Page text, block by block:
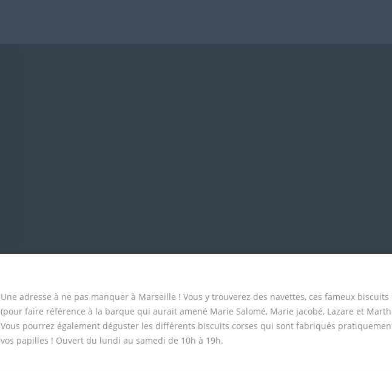
Une adresse à ne pas manquer à Marseille ! Vous y trouverez des navettes, ces fameux
(pour faire référence à la barque qui aurait amené Marie Salomé, Marie jacobé, Lazare et
Vous pourrez également déguster les différents biscuits corses qui sont fabriqués
vos papilles ! Ouvert du lundi au samedi de 10h à 19h.